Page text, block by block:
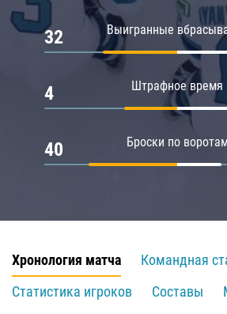
Выигранные
32
Штрафное время
4
Броски по
40
Хронология матча
Командная
Статистика игроков
Составы